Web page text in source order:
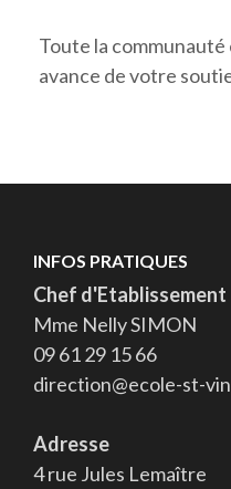
Toute la
avance de votre
INFOS PRATIQUES
Chef d'Etablissement
Mme Nelly SIMON
09 61 29 15 66
direction@ecole-st-
Adresse
4 rue Jules Lemaître